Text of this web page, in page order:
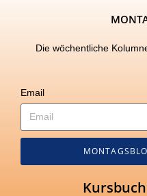
Die wöchentliche
Email